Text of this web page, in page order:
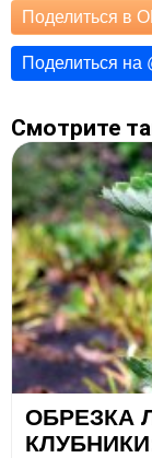
Поделиться в
Поделиться на
Смотрите
ОБРЕЗКА